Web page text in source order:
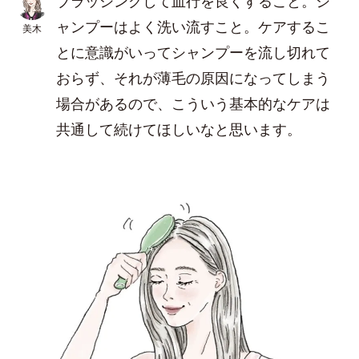
美木
ャンプーはよく洗い流すこと。ケアするこ
とに意識がいってシャンプーを流し切れて
おらず、それが薄毛の原因になってしまう
場合があるので、こういう基本的なケアは
共通して続けてほしいなと思います。